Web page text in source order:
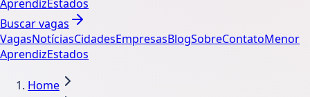
AprendizEstados
Buscar vagas
VagasNotíciasCidadesEmpresasBlogSobreContatoMenor
AprendizEstados
Home